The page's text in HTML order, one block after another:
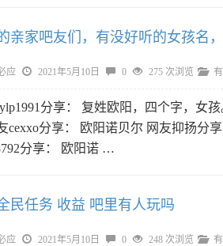
亲家吧友们，有没好听的女孩名
应 2021年5月10日 0 275 次浏览
分享： 复姓欧阳，四个字，女
cexxo分享： 欧阳诺贝尔 网友抑扬分
分享： 欧阳诺 …
民任务 收益 吧里有人玩吗
应 2021年5月10日 0 248 次浏览